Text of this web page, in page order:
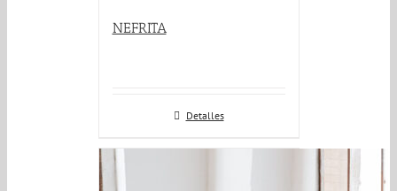
NEFRITA
Detalles